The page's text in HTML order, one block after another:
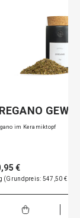
im Keramiktopf
€
(Grundpreis: 547,50 € pro